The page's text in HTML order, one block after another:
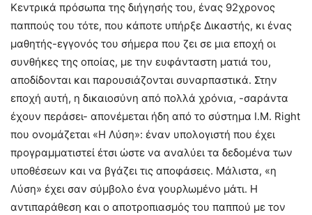
Κεντρικά πρόσωπα της διήγησής του, ένας 92χρονος
παππούς του τότε, που κάποτε υπήρξε Δικαστής, κι ένας
μαθητής-εγγονός του σήμερα που ζει σε μια εποχή οι
συνθήκες της οποίας, με την ευφάνταστη ματιά του,
αποδίδονται και παρουσιάζονται συναρπαστικά. Στην
εποχή αυτή, η δικαιοσύνη από πολλά χρόνια, -σαράντα
έχουν περάσει- απονέμεται ήδη από το σύστημα I.M. Right
που ονομάζεται «Η Λύση»: έναν υπολογιστή που έχει
προγραμματιστεί έτσι ώστε να αναλύει τα δεδομένα των
υποθέσεων και να βγάζει τις αποφάσεις. Μάλιστα, «η
Λύση» έχει σαν σύμβολο ένα γουρλωμένο μάτι. Η
αντιπαράθεση και ο αποτροπιασμός του παππού με τον